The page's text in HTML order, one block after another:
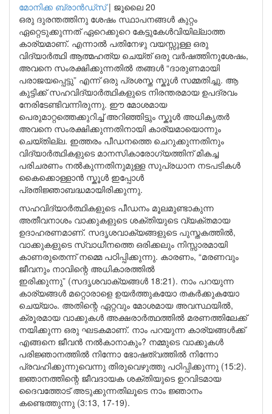
മോനിക്ക ബ്രാന്‍ഡ്‌സ്| ജൂലൈ 20
ഒരു ദുരന്തത്തിനു ശേഷം സ്ഥാപനങ്ങൾ കുറ്റം
ഏറ്റെടുക്കുന്നത് ഏറെക്കുറെ കേട്ടുകേൾവിയില്ലാത്ത
കാര്യമാണ്. എന്നാൽ പതിനേഴു വയസ്സുള്ള ഒരു
വിദ്യാർത്ഥി ആത്മഹത്യ ചെയ്ത് ഒരു വർഷത്തിനുശേഷം,
അവനെ സംരക്ഷിക്കുന്നതിൽ തങ്ങൾ “ദാരുണമായി
പരാജയപ്പെട്ടു” എന്ന് ഒരു പ്രശസ്ത സ്കൂൾ സമ്മതിച്ചു. ആ
കുട്ടിക്ക് സഹവിദ്യാർത്ഥികളുടെ നിരന്തരമായ ഉപദ്രവം
നേരിടേണ്ടിവന്നിരുന്നു. ഈ മോശമായ
പെരുമാറ്റത്തെക്കുറിച്ച് അറിഞ്ഞിട്ടും സ്കൂൾ അധികൃതർ
അവനെ സംരക്ഷിക്കുന്നതിനായി കാര്യമായൊന്നും
ചെയ്തില്ല. ഇത്തരം പീഡനത്തെ ചെറുക്കുന്നതിനും
വിദ്യാർത്ഥികളുടെ മാനസികാരോഗ്യത്തിന് മികച്ച
പരിചരണം നൽകുന്നതിനുമുള്ള സുപ്രധാന നടപടികൾ
കൈക്കൊള്ളാൻ സ്കൂൾ ഇപ്പോൾ
പ്രതിജ്ഞാബദ്ധമായിരിക്കുന്നു.
സഹവിദ്യാർത്ഥികളുടെ പീഡനം മൂലമുണ്ടാകുന്ന
അതീവനാശം വാക്കുകളുടെ ശക്തിയുടെ വ്യക്തമായ
ഉദാഹരണമാണ്. സദൃശവാക്യങ്ങളുടെ പുസ്തകത്തിൽ,
വാക്കുകളുടെ സ്വാധീനത്തെ ഒരിക്കലും നിസ്സാരമായി
കാണരുതെന്ന് നമ്മെ പഠിപ്പിക്കുന്നു. കാരണം, “മരണവും
ജീവനും നാവിന്റെ അധികാരത്തിൽ
ഇരിക്കുന്നു” (സദൃശവാക്യങ്ങൾ 18:21). നാം പറയുന്ന
കാര്യങ്ങൾ മറ്റൊരാളെ ഉയർത്തുകയോ തകർക്കുകയോ
ചെയ്യാം. അതിന്റെ ഏറ്റവും മോശമായ അവസ്ഥയിൽ,
ക്രൂരമായ വാക്കുകൾ അക്ഷരാർത്ഥത്തിൽ മരണത്തിലേക്ക്
നയിക്കുന്ന ഒരു ഘടകമാണ്. നാം പറയുന്ന കാര്യങ്ങൾക്ക്
എങ്ങനെ ജീവൻ നൽകാനാകും? നമ്മുടെ വാക്കുകൾ
പരിജ്ഞാനത്തിൽ നിന്നോ ഭോഷത്വത്തിൽ നിന്നോ
പ്രവഹിക്കുന്നുവെന്നു തിരുവെഴുത്തു പഠിപ്പിക്കുന്നു (15:2).
ജ്ഞാനത്തിന്റെ ജീവദായക ശക്തിയുടെ ഉറവിടമായ
ദൈവത്തോട് അടുക്കുന്നതിലൂടെ നാം ജ്ഞാനം
കണ്ടെത്തുന്നു (3:13, 17-19).